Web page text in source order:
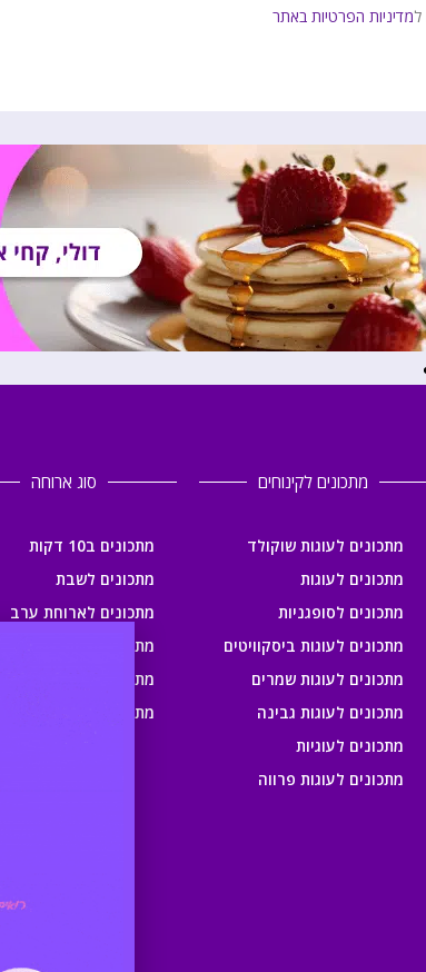
מדיניות הפרטיות באתר
מתכונים לקינוחים
מתכונים לעוגות שוקולד
מתכונים לעוגות
מתכונים לסופגניות
מתכונים לעוגות ביסקוויטים
מתכונים לעוגות שמרים
מתכונים לעוגות גבינה
מתכונים לעוגיות
מתכונים לעוגות פרווה
סוג ארוחה
מתכונים ב10 דקות
מתכונים לשבת
מתכונים לארוחת ערב
מתכונים לארוחת צהריים
מתכונים לארוחת בוקר
מתכונים לילדים